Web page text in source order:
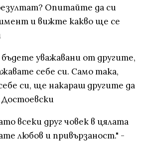
Опитайте да си
и вижте какво ще се
бъдете уважавани от другите,
себе си. Само така,
си, ще накараш другите да
всеки друг човек в цялата
любов и привързаност." -